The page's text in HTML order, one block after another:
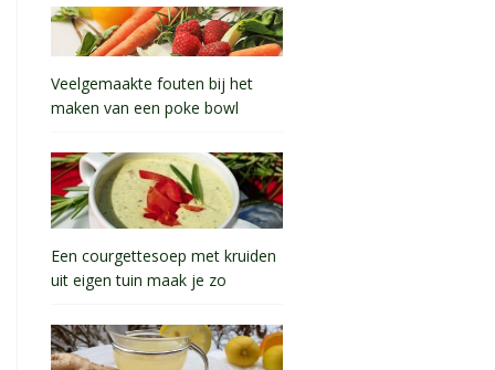
Veelgemaakte fouten bij het
maken van een poke bowl
Een courgettesoep met kruiden
uit eigen tuin maak je zo